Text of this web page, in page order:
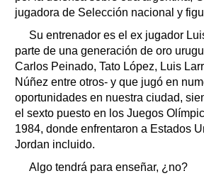
jugadora de Selección nacional y
Su entrenador es el ex jugador
parte de una generación de oro
Carlos Peinado, Tato López, Luis
Núñez entre otros- y que jugó en
oportunidades en nuestra ciudad,
el sexto puesto en los Juegos
1984, donde enfrentaron a Estados
Jordan incluido.
Algo tendrá para enseñar, ¿no?